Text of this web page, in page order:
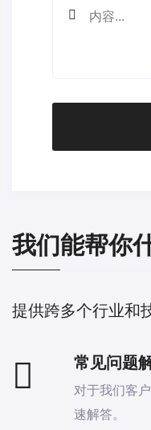
我们能帮你
提供跨多个行业和
常见问题
对于我们客
速解答。